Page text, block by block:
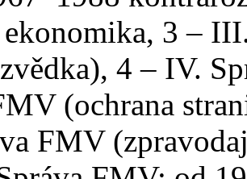
3 –
4 – IV.
(ochrana
FMV